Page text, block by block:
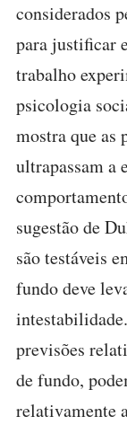
considerados
para justificar
trabalho
psicologia
mostra que as
ultrapassam a
sugestão de
são testáveis
fundo deve
previsões
de fundo,
relativamente